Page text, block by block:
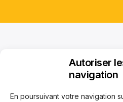
Autoriser
navigation
En poursuivant votre navigation